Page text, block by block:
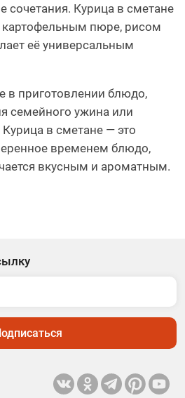
сочетания. Курица в сметане
картофельным пюре, рисом
её универсальным
в приготовлении блюдо,
семейного ужина или
в сметане — это
временем блюдо,
вкусным и ароматным.